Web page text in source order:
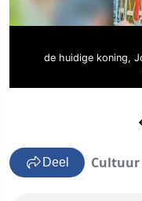
de huidige koning,
Deel